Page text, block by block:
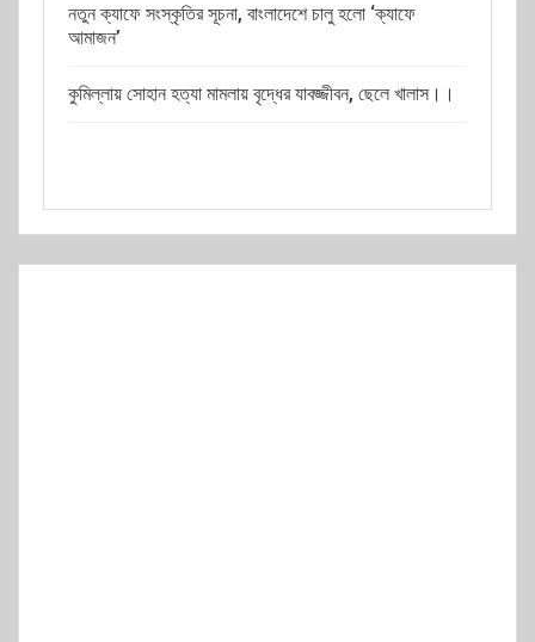
নতুন ক্যাফে সংস্কৃতির সূচনা, বাংলাদেশে চালু হলো ‘ক্যাফে
আমাজন’
কুমিল্লায় সোহান হত্যা মামলায় বৃদ্ধের যাবজ্জীবন, ছেলে খালাস।।